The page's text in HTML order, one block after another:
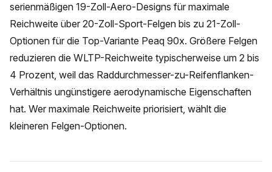
serienmäßigen 19-Zoll-Aero-Designs für maximale
Reichweite über 20-Zoll-Sport-Felgen bis zu 21-Zoll-
Optionen für die Top-Variante Peaq 90x. Größere Felgen
reduzieren die WLTP-Reichweite typischerweise um 2 bis
4 Prozent, weil das Raddurchmesser-zu-Reifenflanken-
Verhältnis ungünstigere aerodynamische Eigenschaften
hat. Wer maximale Reichweite priorisiert, wählt die
kleineren Felgen-Optionen.